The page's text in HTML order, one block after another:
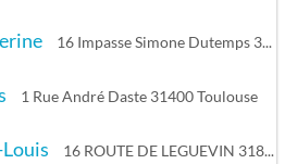
16 Impasse Simone Dutemps 31000 Toulouse
1 Rue André Daste 31400 Toulouse
16 ROUTE DE LEGUEVIN 31820 Pibrac